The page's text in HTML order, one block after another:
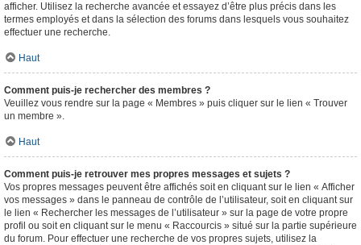
afficher. Utilisez la recherche avancée et essayez d’être plus précis dans les
termes employés et dans la sélection des forums dans lesquels vous souhaitez
effectuer une recherche.
Haut
Comment puis-je rechercher des membres ?
Veuillez vous rendre sur la page « Membres » puis cliquer sur le lien « Trouver
un membre ».
Haut
Comment puis-je retrouver mes propres messages et sujets ?
Vos propres messages peuvent être affichés soit en cliquant sur le lien « Afficher
vos messages » dans le panneau de contrôle de l’utilisateur, soit en cliquant sur
le lien « Rechercher les messages de l’utilisateur » sur la page de votre propre
profil ou soit en cliquant sur le menu « Raccourcis » situé sur la partie supérieure
du forum. Pour effectuer une recherche de vos propres sujets, utilisez la